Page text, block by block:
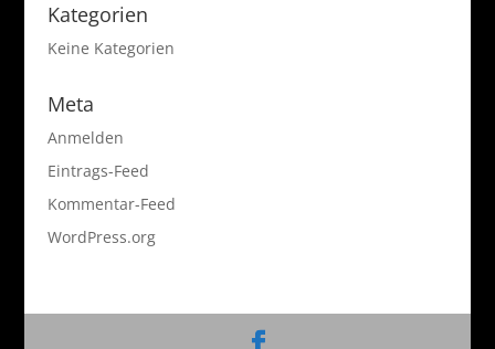
Kategorien
Keine Kategorien
Meta
Anmelden
Eintrags-Feed
Kommentar-Feed
WordPress.org